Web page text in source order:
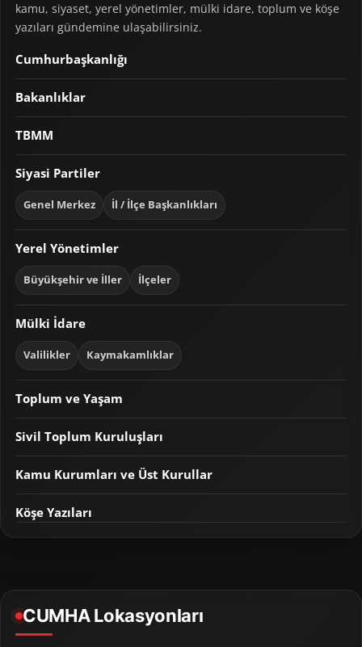
kamu, siyaset, yerel yönetimler, mülki idare, toplum ve köşe
yazıları gündemine ulaşabilirsiniz.
Cumhurbaşkanlığı
Bakanlıklar
TBMM
Siyasi Partiler
Genel Merkez İl / İlçe Başkanlıkları
Yerel Yönetimler
Büyükşehir ve İller İlçeler
Mülki İdare
Valilikler Kaymakamlıklar
Toplum ve Yaşam
Sivil Toplum Kuruluşları
Kamu Kurumları ve Üst Kurullar
Köşe Yazıları
CUMHA Lokasyonları